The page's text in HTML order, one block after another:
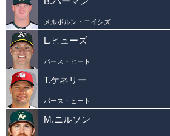
メルボルン・エイシズ
L.ヒューズ
パース・ヒート
T.ケネリー
パース・ヒート
M.ニルソン